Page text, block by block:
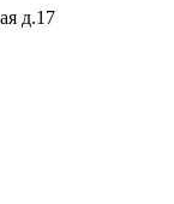
д.17